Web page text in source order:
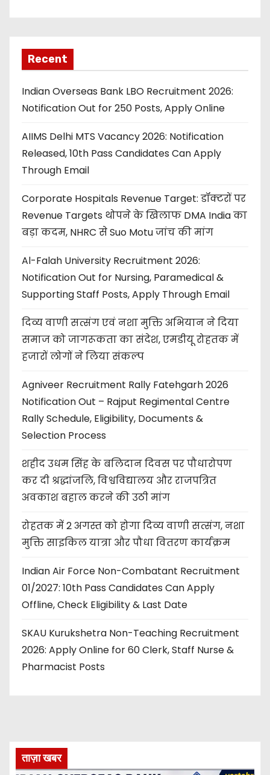
Recent
Indian Overseas Bank LBO Recruitment 2026:
Notification Out for 250 Posts, Apply Online
AIIMS Delhi MTS Vacancy 2026: Notification
Released, 10th Pass Candidates Can Apply
Through Email
Corporate Hospitals Revenue Target: डॉक्टरों पर
Revenue Targets थोपने के खिलाफ DMA India का
बड़ा कदम, NHRC से Suo Motu जांच की मांग
Al-Falah University Recruitment 2026:
Notification Out for Nursing, Paramedical &
Supporting Staff Posts, Apply Through Email
दिव्य वाणी सत्संग एवं नशा मुक्ति अभियान ने दिया
समाज को जागरूकता का संदेश, एमडीयू रोहतक में
हजारों लोगों ने लिया संकल्प
Agniveer Recruitment Rally Fatehgarh 2026
Notification Out – Rajput Regimental Centre
Rally Schedule, Eligibility, Documents &
Selection Process
शहीद उधम सिंह के बलिदान दिवस पर पौधारोपण
कर दी श्रद्धांजलि, विश्वविद्यालय और राजपत्रित
अवकाश बहाल करने की उठी मांग
रोहतक में 2 अगस्त को होगा दिव्य वाणी सत्संग, नशा
मुक्ति साइकिल यात्रा और पौधा वितरण कार्यक्रम
Indian Air Force Non-Combatant Recruitment
01/2027: 10th Pass Candidates Can Apply
Offline, Check Eligibility & Last Date
SKAU Kurukshetra Non-Teaching Recruitment
2026: Apply Online for 60 Clerk, Staff Nurse &
Pharmacist Posts
ताज़ा खबर